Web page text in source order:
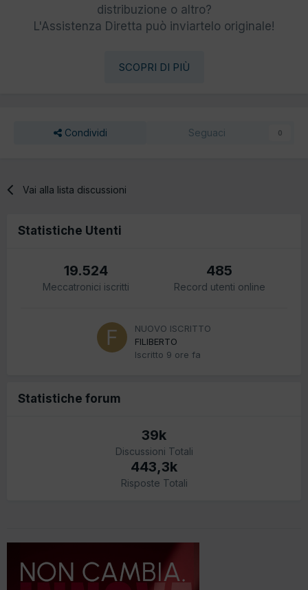
distribuzione o altro?
L'Assistenza Diretta può inviartelo originale!
SCOPRI DI PIÙ
Condividi Seguaci 0
Vai alla lista discussioni
Statistiche Utenti
19.524
Meccatronici iscritti
485
Record utenti online
NUOVO ISCRITTO
FILIBERTO
Iscritto 9 ore fa
Statistiche forum
39k
Discussioni Totali
443,3k
Risposte Totali